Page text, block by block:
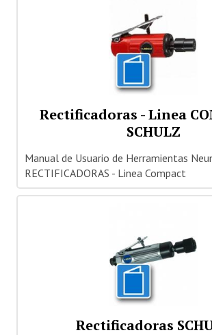
Rectificadoras - Linea
SCHULZ
Manual de Usuario de Herramientas
RECTIFICADORAS - Linea Compact
Rectificadoras